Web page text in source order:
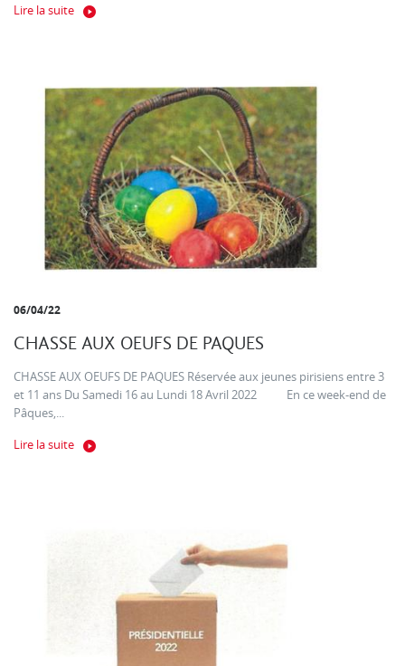
Lire la suite
06/04/22
CHASSE AUX OEUFS DE PAQUES
CHASSE AUX OEUFS DE PAQUES Réservée aux jeunes pirisiens entre 3
et 11 ans Du Samedi 16 au Lundi 18 Avril 2022 En ce week-end de
Pâques,...
Lire la suite